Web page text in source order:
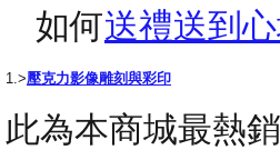
如何送禮送到
1.>壓克力影像雕刻與彩印
此為本商城最熱